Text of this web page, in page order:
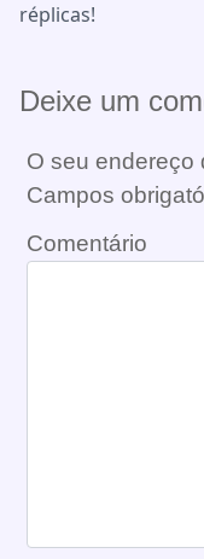
réplicas!
Deixe um
O seu endereço
Campos
Comentário